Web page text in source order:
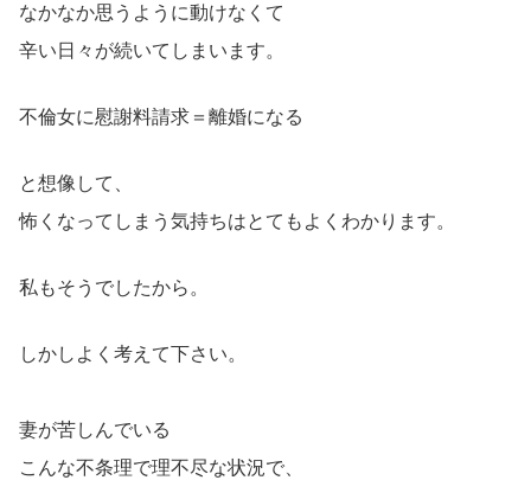
なかなか思うように動けなくて
辛い日々が続いてしまいます。
不倫女に慰謝料請求＝離婚になる
と想像して、
怖くなってしまう気持ちはとてもよくわかります。
私もそうでしたから。
しかしよく考えて下さい。
妻が苦しんでいる
こんな不条理で理不尽な状況で、